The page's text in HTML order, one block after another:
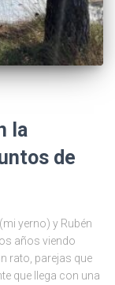
la
de
yerno) y Rubén
años viendo
rato, parejas que
que llega con una